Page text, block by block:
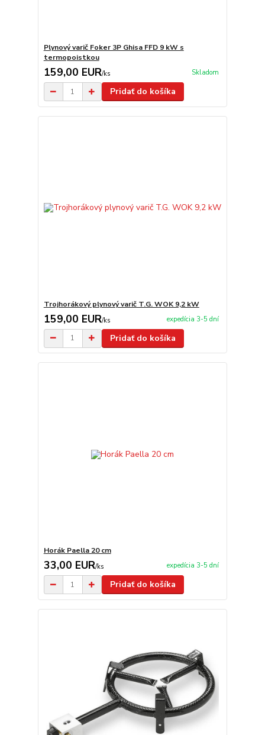
Plynový varič Foker 3P Ghisa FFD 9 kW s
termopoistkou
159,00 EUR/ks Skladom
Pridať do košíka
Trojhorákový plynový varič T.G. WOK 9,2 kW
159,00 EUR/ks expedícia 3-5 dní
Pridať do košíka
Horák Paella 20 cm
33,00 EUR/ks expedícia 3-5 dní
Pridať do košíka